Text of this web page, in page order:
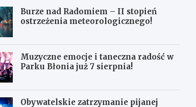
Burze nad Radomiem – II stopień
ostrzeżenia meteorologicznego!
Muzyczne emocje i taneczna radość w
Parku Błonia już 7 sierpnia!
Obywatelskie zatrzymanie pijanej